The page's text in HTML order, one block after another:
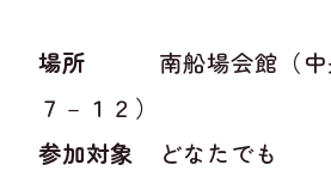
場所 南船場会館（中
７－１２）
参加対象 どなたでも